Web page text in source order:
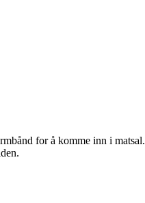
for å komme inn i matsal.